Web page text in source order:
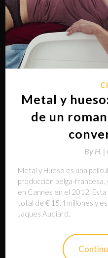
Metal y
de un
By H. |
Metal y Hueso es una
producción belga-francesa,
en Cannes en el 2012.
total de € 15.4 millones y
Jaques Audiard.